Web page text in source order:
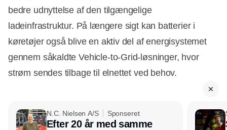
bedre udnyttelse af den tilgængelige
ladeinfrastruktur. På længere sigt kan batterier i
køretøjer også blive en aktiv del af energisystemet
gennem såkaldte Vehicle-to-Grid-løsninger, hvor
strøm sendes tilbage til elnettet ved behov.
N.C. Nielsen A/S Sponseret
Efter 20 år med samme